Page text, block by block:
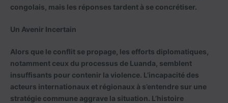
congolais, mais les réponses tardent à se concrétiser.
Un Avenir Incertain
Alors que le conflit se propage, les efforts diplomatiques,
notamment ceux du processus de Luanda, semblent
insuffisants pour contenir la violence. L’incapacité des
acteurs internationaux et régionaux à s’entendre sur une
stratégie commune aggrave la situation. L’histoire